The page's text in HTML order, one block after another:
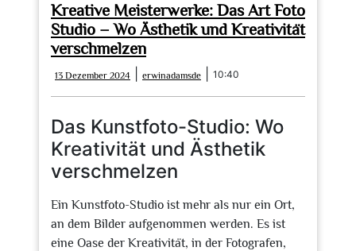
Kreative Meisterwerke: Das Art Foto
Studio – Wo Ästhetik und Kreativität
verschmelzen
13 Dezember 2024
Dezember
2024
erwinadamsde erwinadamsde
10:40
Das Kunstfoto-Studio: Wo
Kreativität und Ästhetik
verschmelzen
Ein Kunstfoto-Studio ist mehr als nur ein Ort,
an dem Bilder aufgenommen werden. Es ist
eine Oase der Kreativität, in der Fotografen,